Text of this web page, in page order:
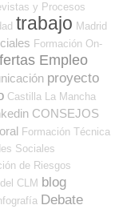
y Procesos
trabajo Madrid
Formación On-
Empleo
proyecto
Castilla La Mancha
CONSEJOS
Formación Técnica
Sociales
de Riesgos
CLM blog
Debate